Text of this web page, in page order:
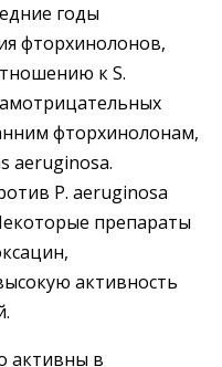
годы
фторхинолонов,
к S.
фторхинолонам,
aeruginosa.
P. аeruginosa
препараты
активность
активны в